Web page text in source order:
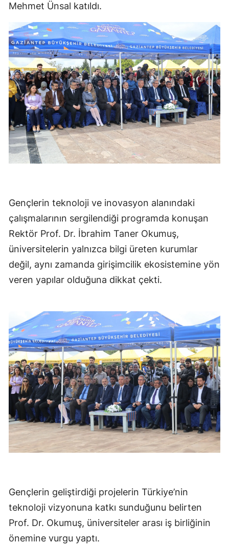
Mehmet Ünsal katıldı.
Gençlerin teknoloji ve inovasyon alanındaki
çalışmalarının sergilendiği programda konuşan
Rektör Prof. Dr. İbrahim Taner Okumuş,
üniversitelerin yalnızca bilgi üreten kurumlar
değil, aynı zamanda girişimcilik ekosistemine yön
veren yapılar olduğuna dikkat çekti.
Gençlerin geliştirdiği projelerin Türkiye’nin
teknoloji vizyonuna katkı sunduğunu belirten
Prof. Dr. Okumuş, üniversiteler arası iş birliğinin
önemine vurgu yaptı.